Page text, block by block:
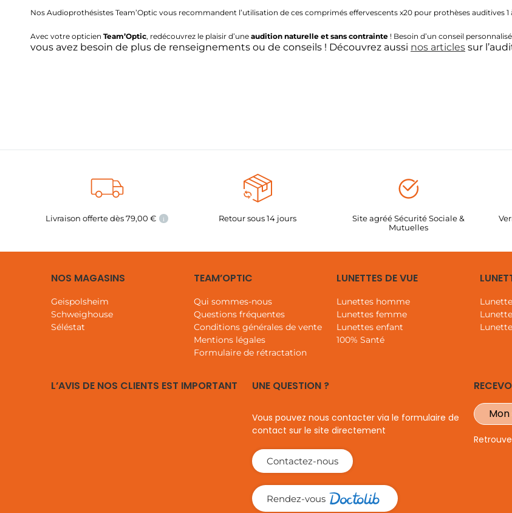
Nos Audioprothésistes Team’Optic vous recommandent l’utilisation de ces comprimés effervescents x20 pour prothèses auditives 1
Avec votre opticien Team’Optic, redécouvrez le plaisir d’une audition naturelle et sans contrainte ! Besoin d’un conseil
vous avez besoin de plus de renseignements ou de conseils ! Découvrez aussi nos articles sur
Livraison offerte dès 79,00 € i Retour sous 14 jours
Site agréé Sécurité Sociale &
Mutuelles
NOS MAGASINS
Geispolsheim
Schweighouse
Séléstat
TEAM’OPTIC
Qui sommes-nous
Questions fréquentes
Conditions générales de vente
Mentions légales
Formulaire de rétractation
LUNETTES DE VUE
Lunettes homme
Lunettes femme
Lunettes enfant
100% Santé
L’AVIS DE NOS CLIENTS EST IMPORTANT UNE QUESTION ?
Vous pouvez nous contacter via le formulaire de
contact sur le site directement
Contactez-nous
Rendez-vous